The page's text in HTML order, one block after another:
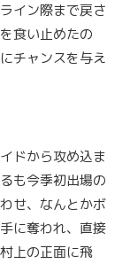
イン際まで戻さ
食い止めたの
チャンスを与え
ドから攻め込ま
も今季初出場の
せ、なんとかボ
に奪われ、直接
上の正面に飛